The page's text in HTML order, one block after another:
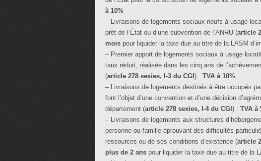
à 10%
– Livraisons de logements sociaux neufs à usage
prêt de l’État ou d’une subvention de l’ANRU (article
mois pour liquider la taxe due au titre de la LASM
– Premier apport de logements sociaux à usage
taux réduit, réalisée dans les cinq ans de
(article 278 sexies, I-3 du CGI ) : TVA à 10%
– Livraisons de logements destinés à être occupés
font l’objet d’une convention et d’une décision
département (article 278 sexies, I-4 du CGI ) : TVA à
– Livraisons de logements aux structures
personne ou famille éprouvant des difficultés
ressources ou de ses conditions d’existence (article
plus de 2 ans pour liquider la taxe due au titre de la